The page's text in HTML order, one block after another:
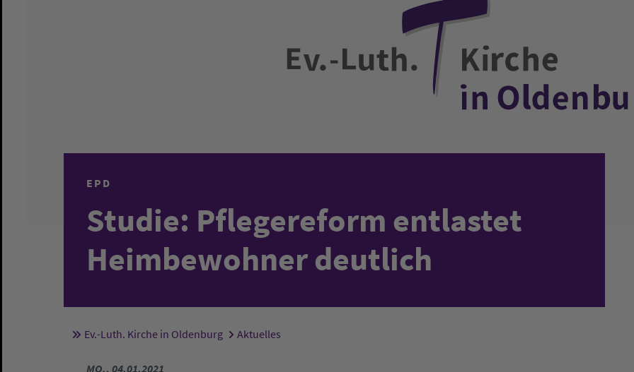
EPD
Studie: Pflegereform entlastet
Heimbewohner deutlich
Sie sind hier:
Ev.-Luth. Kirche in Oldenburg Aktuelles
MO., 04.01.2021